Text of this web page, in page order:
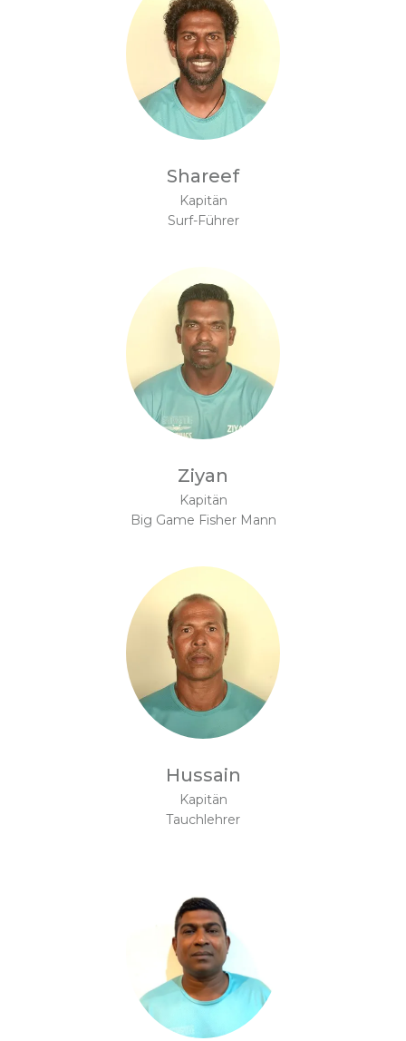
Shareef
Kapitän
Surf-Führer
Ziyan
Kapitän
Big Game Fisher Mann
Hussain
Kapitän
Tauchlehrer